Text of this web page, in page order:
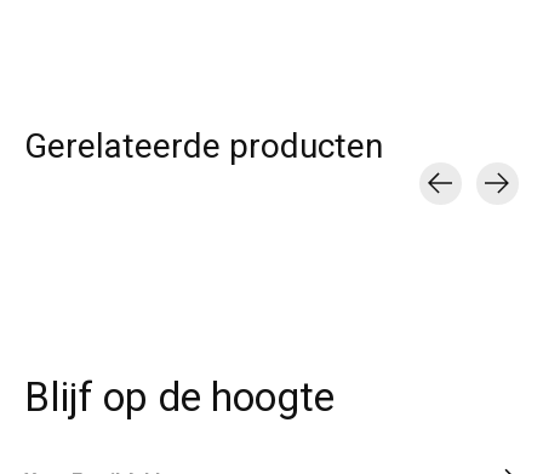
Gerelateerde producten
Blijf op de hoogte